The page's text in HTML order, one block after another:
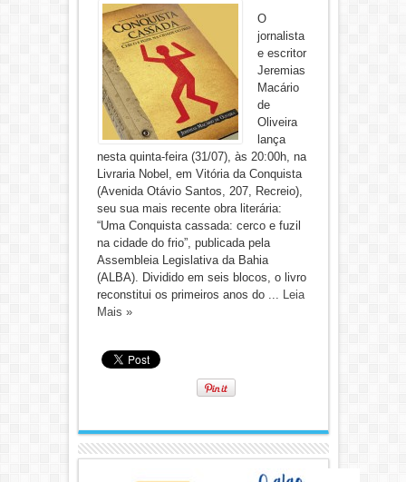
O
jornalista
e escritor
Jeremias
Macário
de
Oliveira
lança
nesta quinta-feira (31/07), às 20:00h, na
Livraria Nobel, em Vitória da Conquista
(Avenida Otávio Santos, 207, Recreio),
seu sua mais recente obra literária:
“Uma Conquista cassada: cerco e fuzil
na cidade do frio”, publicada pela
Assembleia Legislativa da Bahia
(ALBA). Dividido em seis blocos, o livro
reconstitui os primeiros anos do ... Leia
Mais »